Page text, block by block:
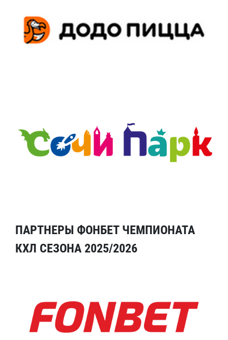
ПАРТНЕРЫ ФОНБЕТ ЧЕМПИОНАТА
КХЛ СЕЗОНА 2025/2026